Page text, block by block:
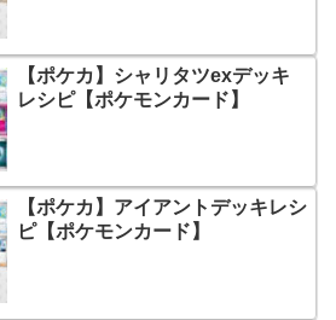
【ポケカ】シャリタツexデッキ
レシピ【ポケモンカード】
【ポケカ】アイアントデッキレシ
ピ【ポケモンカード】